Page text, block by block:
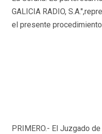
GALICIA RADIO,
el presente
PRIMERO.- El Juzgado